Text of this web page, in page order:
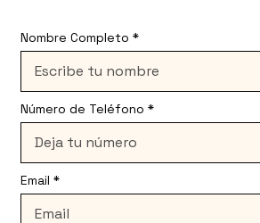
Nombre Completo
Número de Teléfono
Email